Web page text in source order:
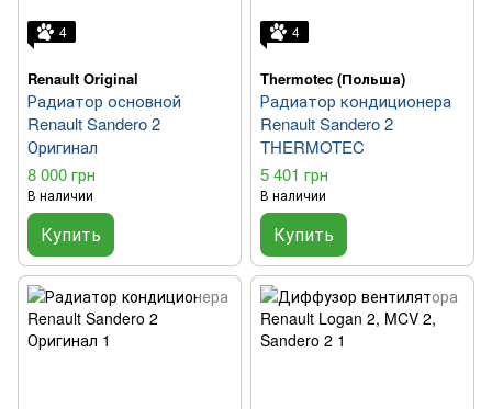
4
Renault Original
Радиатор основной
Renault Sandero 2
Оригинал
8 000 грн
В наличии
Купить
4
Thermotec (Польша)
Радиатор кондиционера
Renault Sandero 2
THERMOTEC
5 401 грн
В наличии
Купить